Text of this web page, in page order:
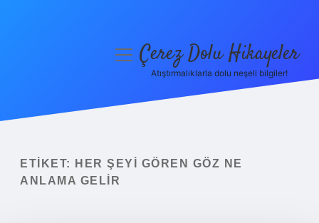
Yasal Uyarı
menüyüÇerez Dolu Hikayeler
Atıştırmalıklarla dolu neşeli bilgiler!
ETIKET:
HER ŞEYI GÖREN GÖZ NE
ANLAMA GELIR